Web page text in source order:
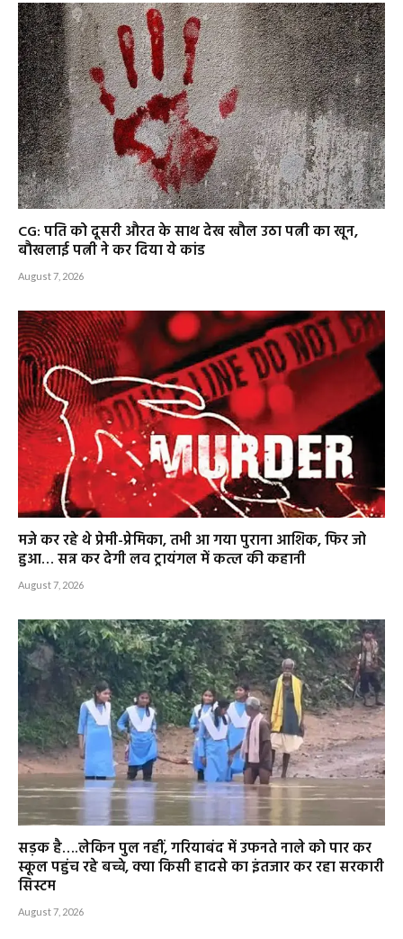
CG: पति को दूसरी औरत के साथ देख खौल उठा पत्नी का खून,
बौखलाई पत्नी ने कर दिया ये कांड
August 7, 2026
मजे कर रहे थे प्रेमी-प्रेमिका, तभी आ गया पुराना आशिक, फिर जो
हुआ… सन्न कर देगी लव ट्रायंगल में कत्ल की कहानी
August 7, 2026
सड़क है….लेकिन पुल नहीं, गरियाबंद में उफनते नाले को पार कर
स्कूल पहुंच रहे बच्चे, क्या किसी हादसे का इंतजार कर रहा सरकारी
सिस्टम
August 7, 2026